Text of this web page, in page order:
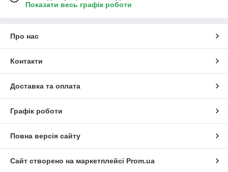
Показати весь графік роботи
Про нас
Контакти
Доставка та оплата
Графік роботи
Повна версія сайту
Сайт створено на маркетплейсі Prom.ua